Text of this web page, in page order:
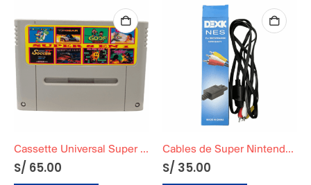
Cassette Universal Super 8 en 1
S/ 65.00
Cables de Super Nintendo Famicon
S/ 35.00